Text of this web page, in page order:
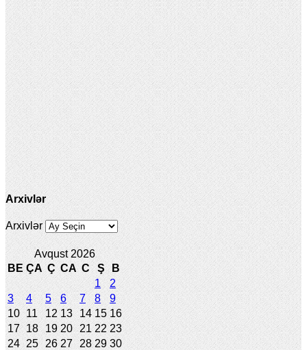
Arxivlər
Arxivlər
Avqust 2026
BE ÇA Ç CA C Ş
B
1
2
3
4 5 6 7 8
9
10 11 12 13 14 15 16
17 18 19 20 21 22 23
24 25 26 27 28 29 30